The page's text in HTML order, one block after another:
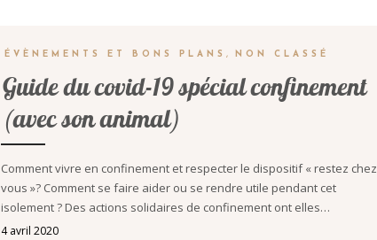
ÉVÈNEMENTS ET BONS PLANS , NON CLASSÉ
Guide du covid-19 spécial confinement
(avec son animal)
Comment vivre en confinement et respecter le dispositif « restez chez
vous »? Comment se faire aider ou se rendre utile pendant cet
isolement ? Des actions solidaires de confinement ont elles…
4 avril 2020